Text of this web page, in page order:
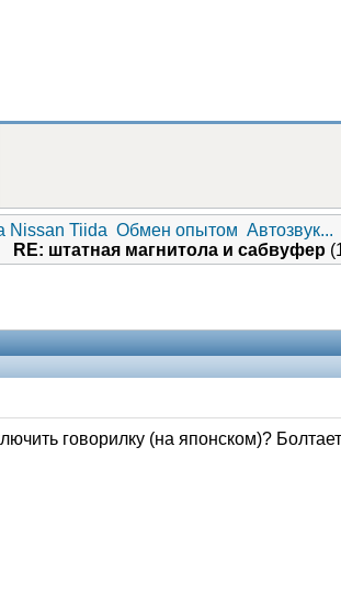
Nissan Tiida Обмен опытом Автозвук...
RE: штатная магнитола и сабвуфер
говорилку (на японском)?